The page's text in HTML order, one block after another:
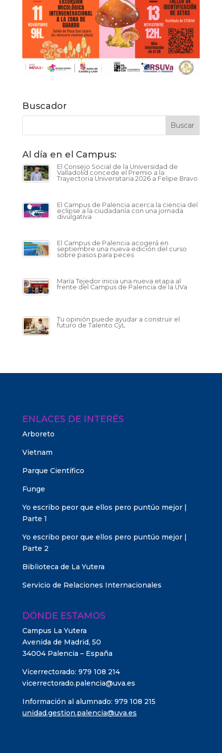
Buscador
Al día en el Campus:
El Consejo Social de la Universidad de
Valladolid concede el Premio a la
Trayectoria Universitaria 2026 a Felipe Bravo
El Campus de Palencia acerca la ciencia del
eclipse a la ciudadanía con una jornada
divulgativa
El Campus de Palencia acogerá en
septiembre una nueva edición del curso
sobre pasos para peces
María Tejedor inicia una nueva etapa al
frente del Campus de Palencia de la UVa
Tu opinión puede ayudar a construir el
futuro de Talento CyL
ENLACES DE INTERÉS
Arboreto
Vietnam
Parque Científico
Funge
Yo escribo peor que ellos pero puntúo mejor |
Parte 1
Yo escribo peor que ellos pero puntúo mejor |
Parte 2
Biblioteca de La Yutera
Servicio de Relaciones Internacionales
DÓNDE ESTAMOS
Campus La Yutera
Avenida de Madrid, 50
34004 Palencia – España
Vicerrectorado: 979 108 214
vicerrectorado.palencia@uva.es
Información al alumnado: 979 108 215
unidad.gestion.palencia@uva.es